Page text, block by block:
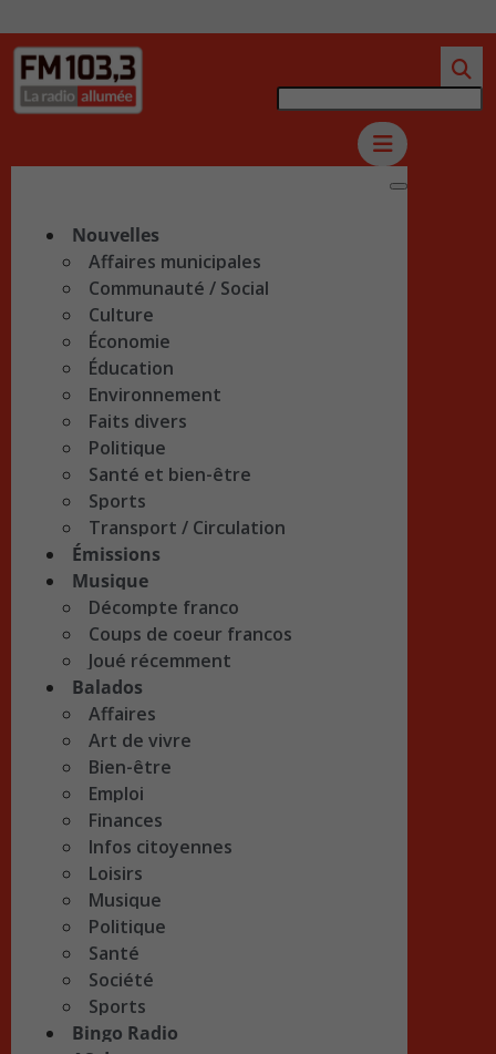
Nouvelles
Affaires municipales
Communauté / Social
Culture
Économie
Éducation
Environnement
Faits divers
Politique
Santé et bien-être
Sports
Transport / Circulation
Émissions
Musique
Décompte franco
Coups de coeur francos
Joué récemment
Balados
Affaires
Art de vivre
Bien-être
Emploi
Finances
Infos citoyennes
Loisirs
Musique
Politique
Santé
Société
Sports
Bingo Radio